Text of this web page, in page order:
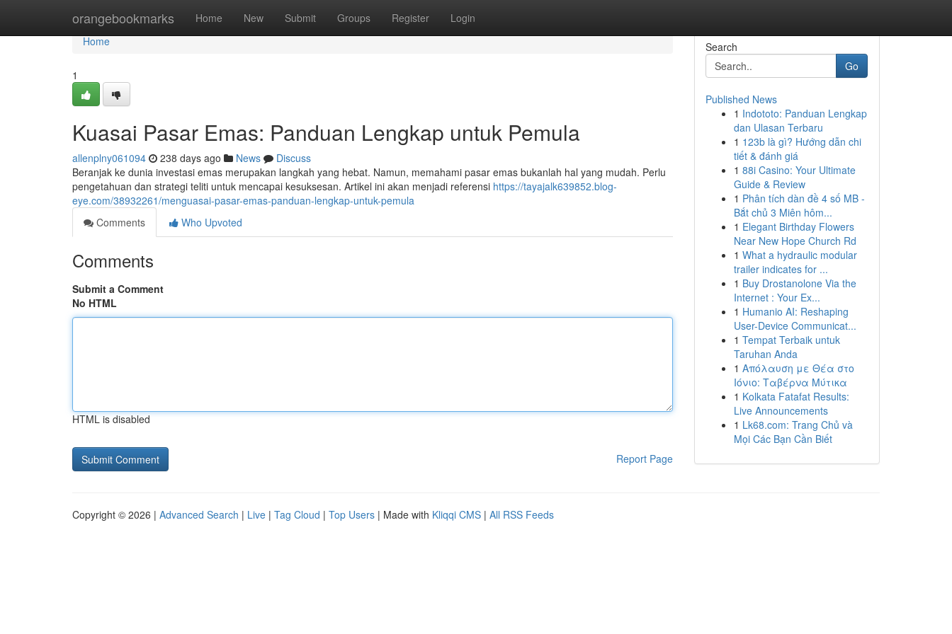
orangebookmarks Home New Submit Groups Register Login
Home
Home
1
Kuasai Pasar Emas: Panduan Lengkap untuk Pemula
allenplny061094 238 days ago News
Discuss
Beranjak ke dunia investasi emas merupakan langkah yang hebat. Namun, memahami pasar emas bukanlah hal yang mudah. Perlu
pengetahuan dan strategi teliti untuk mencapai kesuksesan. Artikel ini akan menjadi referensi https://tayajalk639852.blog-
eye.com/38932261/menguasai-pasar-emas-panduan-lengkap-untuk-pemula
Comments
Who Upvoted
Comments
Submit a Comment
No HTML
HTML is disabled
Report Page
Search
Go
Published News
1 Indototo: Panduan Lengkap
dan Ulasan Terbaru
1 123b là gì? Hướng dẫn chi
tiết & đánh giá
1 88i Casino: Your Ultimate
Guide & Review
1 Phân tích dàn đề 4 số MB -
Bắt chủ 3 Miên hôm...
1 Elegant Birthday Flowers
Near New Hope Church Rd
1 What a hydraulic modular
trailer indicates for ...
1 Buy Drostanolone Via the
Internet : Your Ex...
1 Humanio AI: Reshaping
User-Device Communicat...
1 Tempat Terbaik untuk
Taruhan Anda
1 Απόλαυση με Θέα στο
Ιόνιο: Ταβέρνα Μύτικα
1 Kolkata Fatafat Results:
Live Announcements
1 Lk68.com: Trang Chủ và
Mọi Các Bạn Cần Biết
Copyright © 2026 | Advanced Search | Live | Tag Cloud | Top Users | Made with Kliqqi CMS | All RSS Feeds